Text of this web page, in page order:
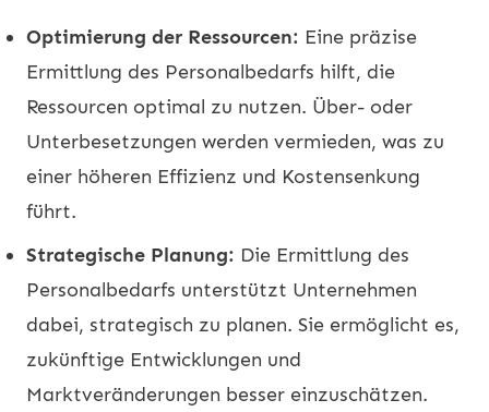
Optimierung der Ressourcen: Eine präzise
Ermittlung des Personalbedarfs hilft, die
Ressourcen optimal zu nutzen. Über- oder
Unterbesetzungen werden vermieden, was zu
einer höheren Effizienz und Kostensenkung
führt.
Strategische Planung: Die Ermittlung des
Personalbedarfs unterstützt Unternehmen
dabei, strategisch zu planen. Sie ermöglicht es,
zukünftige Entwicklungen und
Marktveränderungen besser einzuschätzen.